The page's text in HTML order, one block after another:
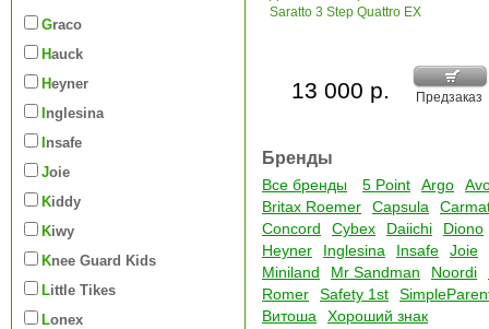
Graco
Hauck
Heyner
Inglesina
Insafe
Joie
Kiddy
Kiwy
Knee Guard Kids
Little Tikes
Lonex
Saratto 3 Step Quattro EX
Предзаказ
13 000 р.
Бренды
Все бренды 5 Point Argo
Britax Roemer
Capsula
Concord
Cybex Daiichi
Diono
Heyner
Inglesina Insafe
Joie
Miniland
Mr Sandman Noordi
Romer
Safety 1st
Витоша
Хороший знак